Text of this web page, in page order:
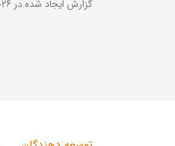
گزارش ایجاد شده در 2026-08-08 ساعت 23:05:39 (UTC +03:30).